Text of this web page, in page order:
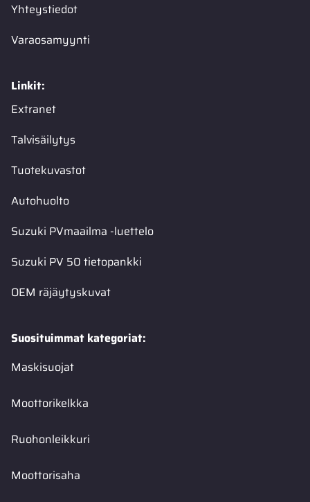
Yhteystiedot
Varaosamyynti
Linkit:
Extranet
Talvisäilytys
Tuotekuvastot
Autohuolto
Suzuki PVmaailma -luettelo
Suzuki PV 50 tietopankki
OEM räjäytyskuvat
Suosituimmat kategoriat:
Maskisuojat
Moottorikelkka
Ruohonleikkuri
Moottorisaha